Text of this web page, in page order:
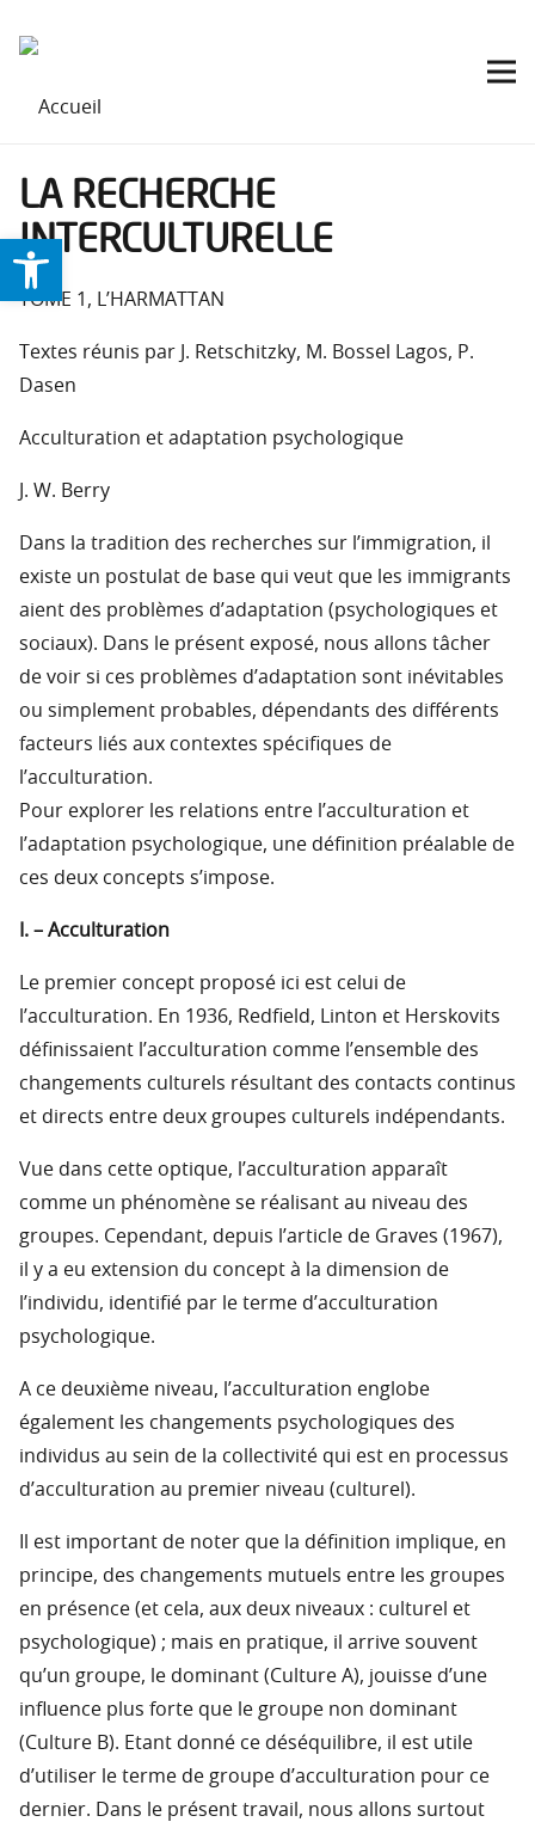
Ouvrir la barre d’outils
LA RECHERCHE
INTERCULTURELLE
TOME 1, L’HARMATTAN
Textes réunis par J. Retschitzky, M. Bossel Lagos, P.
Dasen
Acculturation et adaptation psychologique
J. W. Berry
Dans la tradition des recherches sur l’immigration, il
existe un postulat de base qui veut que les immigrants
aient des problèmes d’adaptation (psychologiques et
sociaux). Dans le présent exposé, nous allons tâcher
de voir si ces problèmes d’adaptation sont inévitables
ou simplement probables, dépendants des différents
facteurs liés aux contextes spécifiques de
l’acculturation.
Pour explorer les relations entre l’acculturation et
l’adaptation psychologique, une définition préalable de
ces deux concepts s’impose.
I. – Acculturation
Le premier concept proposé ici est celui de
l’acculturation. En 1936, Redfield, Linton et Herskovits
définissaient l’acculturation comme l’ensemble des
changements culturels résultant des contacts continus
et directs entre deux groupes culturels indépendants.
Vue dans cette optique, l’acculturation apparaît
comme un phénomène se réalisant au niveau des
groupes. Cependant, depuis l’article de Graves (1967),
il y a eu extension du concept à la dimension de
l’individu, identifié par le terme d’acculturation
psychologique.
A ce deuxième niveau, l’acculturation englobe
également les changements psychologiques des
individus au sein de la collectivité qui est en processus
d’acculturation au premier niveau (culturel).
Il est important de noter que la définition implique, en
principe, des changements mutuels entre les groupes
en présence (et cela, aux deux niveaux : culturel et
psychologique) ; mais en pratique, il arrive souvent
qu’un groupe, le dominant (Culture A), jouisse d’une
influence plus forte que le groupe non dominant
(Culture B). Etant donné ce déséquilibre, il est utile
d’utiliser le terme de groupe d’acculturation pour ce
dernier. Dans le présent travail, nous allons surtout